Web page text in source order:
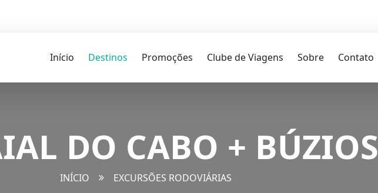
Início Destinos Promoções Clube de Viagens Sobre Contato
DO CABO + BÚZIOS
INÍCIO EXCURSÕES RODOVIÁRIAS